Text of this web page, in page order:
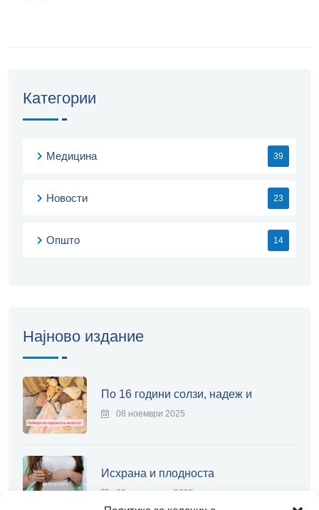
Категории
Медицина 39
Новости 23
Општо 14
Најново издание
По 16 години солзи, надеж и
08 ноември 2025
Исхрана и плодноста
20 септември 2025